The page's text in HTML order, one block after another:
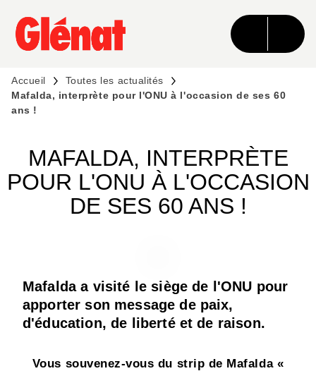
MENU RECHERCHE CONTENU
PIED DE PAGE
Accueil
Toutes les actualités
Mafalda, interprète pour l'ONU à l'occasion de ses 60
ans !
MAFALDA, INTERPRÈTE
POUR L'ONU À L'OCCASION
DE SES 60 ANS !
Mafalda a visité le siège de l'ONU pour
apporter son message de paix,
d'éducation, de liberté et de raison.
Vous souvenez-vous du strip de Mafalda «